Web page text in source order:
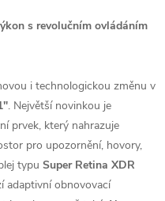
s revolučním ovládáním
i technologickou změnu v
. Největší novinkou je
prvek, který nahrazuje
pro upozornění, hovory,
typu Super Retina XDR
adaptivní obnovovací